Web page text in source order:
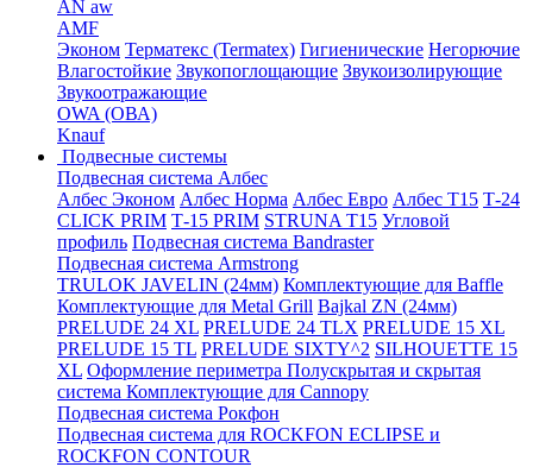
AN aw
AMF
Эконом Терматекс (Termatex) Гигиенические Негорючие
Влагостойкие Звукопоглощающие Звукоизолирующие
Звукоотражающие
OWA (ОВА)
Knauf
Подвесные системы
Подвесная система Албес
Албес Эконом Албес Норма Албес Евро Албес T15 Т-24
CLICK PRIM Т-15 PRIM STRUNA Т15 Угловой
профиль Подвесная система Bandraster
Подвесная система Armstrong
TRULOK JAVELIN (24мм) Комплектующие для Baffle
Комплектующие для Metal Grill Bajkal ZN (24мм)
PRELUDE 24 XL PRELUDE 24 TLX PRELUDE 15 XL
PRELUDE 15 TL PRELUDE SIXTY^2 SILHOUETTE 15
XL Оформление периметра Полускрытая и скрытая
система Комплектующие для Cannopy
Подвесная система Рокфон
Подвесная система для ROCKFON ECLIPSE и
ROCKFON CONTOUR